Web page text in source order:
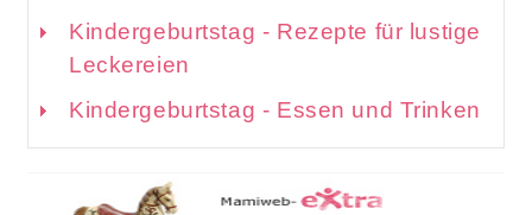
Kindergeburtstag - Rezepte für lustige
Leckereien
Kindergeburtstag - Essen und Trinken